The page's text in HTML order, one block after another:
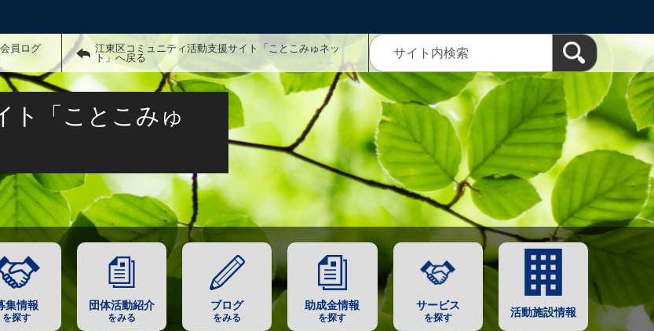
員ログ
江東区コミュニティ活動支援サイト「ことこみゅネッ
ト」へ戻る
ト「ことこみゅ
集情報
を探す
団体活動紹介
をみる
ブログ
をみる
助成金情報
を探す
サービス
を探す 活動施設情報